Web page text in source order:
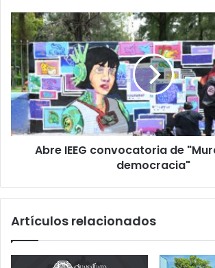
pesos
Abre
IEEG
convocatoria
de
"Murales
por
la
democracia"
Abre IEEG convocatoria de
democracia"
Artículos relacionados